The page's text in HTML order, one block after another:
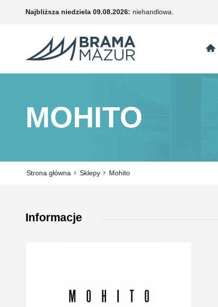
Najbliższa niedziela 09.08.2026: niehandlowa.
MOHITO
Strona główna Sklepy Mohito
Informacje